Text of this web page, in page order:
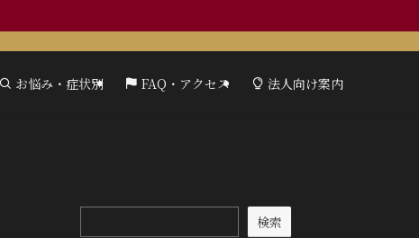
お悩み・症状別 FAQ・アクセス 法人向け案内
検索